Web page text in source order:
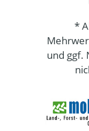
*
und ggf.